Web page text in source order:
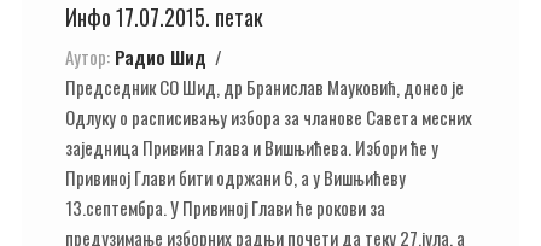
Инфо 17.07.2015. петак
Аутор: Радио Шид
Председник СО Шид, др Бранислав Мауковић, донео је
Одлуку о расписивању избора за чланове Савета месних
заједница Привина Глава и Вишњићева. Избори ће у
Привиној Глави бити одржани 6, а у Вишњићеву
13.септембра. У Привиној Глави ће рокови за
предузимање изборних радњи почети да теку 27.јула, а